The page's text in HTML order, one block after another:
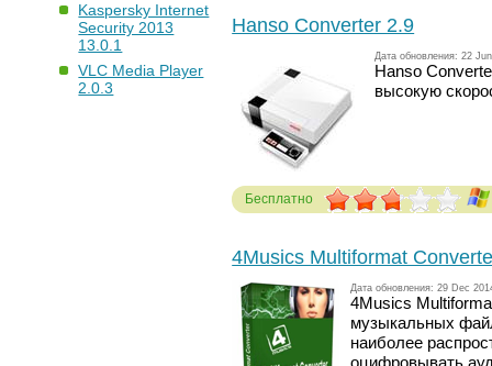
Kaspersky Internet
Security 2013
13.0.1
VLC Media Player
2.0.3
Hanso Converter 2.9
Дата обновления: 22
Hanso
высокую
Бесплатно
4Musics Multiformat
Дата обновления: 29 Dec
4Musics
музыкальных
наиболее
оцифровывать